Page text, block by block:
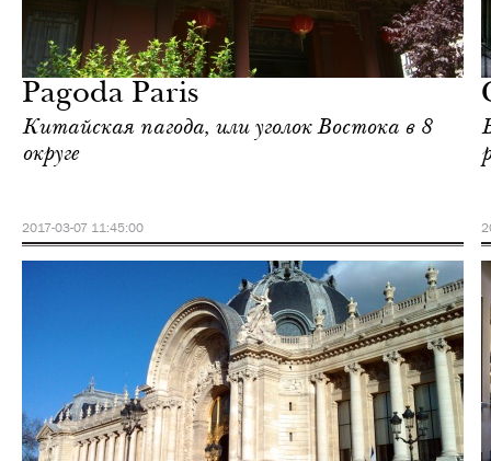
Pagoda Paris
Китайская пагода, или уголок Востока в 8
округе
2017-03-07 11:45:00